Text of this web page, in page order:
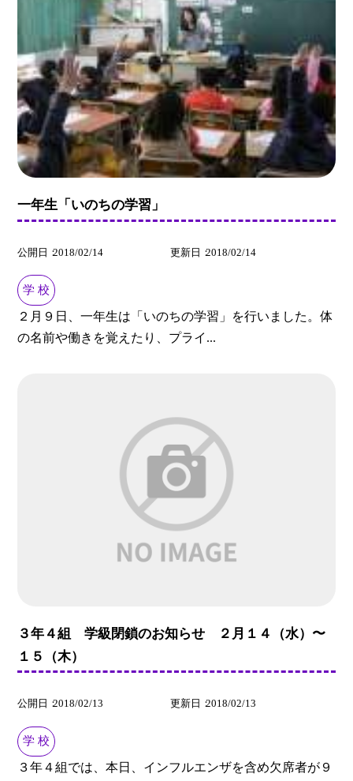
一年生「いのちの学習」
公開日 2018/02/14 更新日 2018/02/14
学 校
２月９日、一年生は「いのちの学習」を行いました。体
の名前や働きを覚えたり、プライ...
３年４組 学級閉鎖のお知らせ ２月１４（水）〜
１５（木）
公開日 2018/02/13 更新日 2018/02/13
学 校
３年４組では、本日、インフルエンザを含め欠席者が９